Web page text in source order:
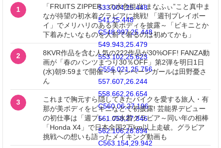
533.004,25.448
541,25.448
C548.997,25.448
549.943,25.479
553.102,25.623
C556.021,25.756
557.607,26.244
558.662,26.654
C560.06,27.196
561.058,27.846
562.106,28.894
C563.154,29.942
1
「FRUITS ZIPPER」の水色担当“まなふぃ”こと真中ま
なが待望の初水着グラビアに挑戦! 「週刊プレイボー
イ」でメリハリのある美ボディを披露～「ビキニとか
下着みたいなものを人前で着るのは初めてかも」
2
8KVR作品を含む人気の222作品が30%OFF! FANZA動
画が「春のパンツまつり30％OFF」第2弾を明日1日
(水)朝9:59まで開催～キャンペーンガールは田野憂さ
ん
3
これまで胸元すら隠してきたバイクを愛する旅人・有
那が美ボディをビキニなどで初披露! 芸能界デビュー
の初仕事は「週プレ」の水着グラビア～同い年の相棒
「Honda X4」で日本全国2万km以上走破。グラビア
挑戦への想いも語ったメイキング動画も